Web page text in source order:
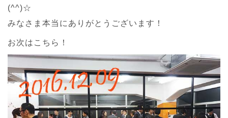
(^^)☆
みなさま本当にありがとうございます！
お次はこちら！